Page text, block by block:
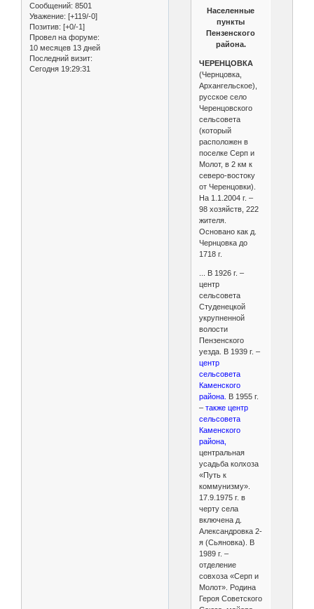
Сообщений: 8501
Уважение: [+119/-0]
Позитив: [+0/-1]
Провел на форуме:
10 месяцев 13 дней
Последний визит:
Сегодня 19:29:31
Населенные
пункты
Пензенского
района.
ЧЕРЕНЦОВКА
(Чернцовка,
Архангельское),
русское село
Черенцовского
сельсовета
(который
расположен в
поселке Серп и
Молот, в 2 км к
северо-востоку
от Черенцовки).
На 1.1.2004 г. –
98 хозяйств, 222
жителя.
Основано как д.
Чернцовка до
1718 г.
... В 1926 г. –
центр
сельсовета
Студенецкой
укрупненной
волости
Пензенского
уезда. В 1939 г. –
центр
сельсовета
Каменского
района. В 1955 г.
–также центр
сельсовета
Каменского
района,
центральная
усадьба колхоза
«Путь к
коммунизму».
17.9.1975 г. в
черту села
включена д.
Александровка 2-
я (Сьяновка). В
1989 г. –
отделение
совхоза «Серп и
Молот». Родина
Героя Советского